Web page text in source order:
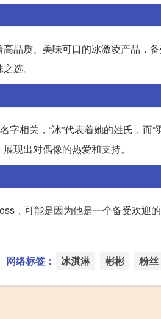
品质、美味可口的冰激凌产品，
选。
相关，“冰”代表着她的姓氏，而
现出对偶像的热爱和支持。
，可能是因为他是一个备受欢迎
网络标签： 冰淇淋 彬彬 粉丝